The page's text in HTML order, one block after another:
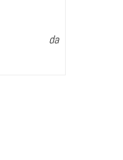
da